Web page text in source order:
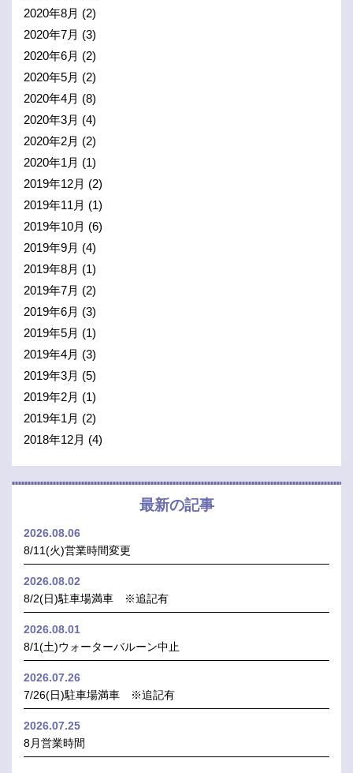
2020年8月 (2)
2020年7月 (3)
2020年6月 (2)
2020年5月 (2)
2020年4月 (8)
2020年3月 (4)
2020年2月 (2)
2020年1月 (1)
2019年12月 (2)
2019年11月 (1)
2019年10月 (6)
2019年9月 (4)
2019年8月 (1)
2019年7月 (2)
2019年6月 (3)
2019年5月 (1)
2019年4月 (3)
2019年3月 (5)
2019年2月 (1)
2019年1月 (2)
2018年12月 (4)
最新の記事
2026.08.06
8/11(火)営業時間変更
2026.08.02
8/2(日)駐車場満車 ※追記有
2026.08.01
8/1(土)ウォーターバルーン中止
2026.07.26
7/26(日)駐車場満車 ※追記有
2026.07.25
8月営業時間